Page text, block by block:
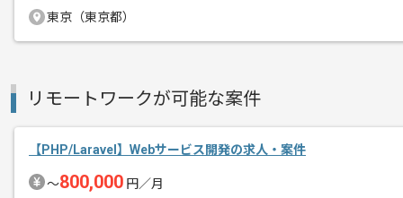
精算・お支払い
支払いサイト
15日
その他募集要項
募集人数
1人
東京（東京都）
リモートワークが可能な案件
【PHP/Laravel】Webサービス開発の求人・案件
〜800,000 円／月